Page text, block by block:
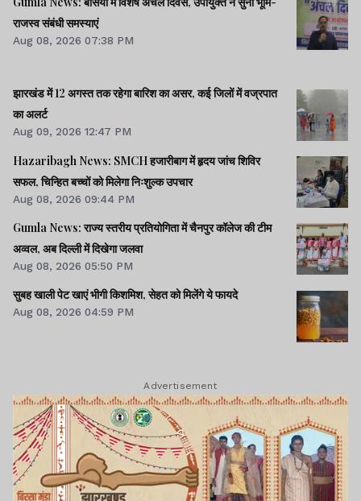
सीनेट से पास।। समेत कई खबरें व वीडियो.
राजस्व संबंधी समस्याएं
Aug 08, 2026 07:38 PM
झारखंड में 12 अगस्त तक रहेगा बारिश का असर, कई जिलों में वज्रपात
का अलर्ट
Aug 09, 2026 12:47 PM
Hazaribagh News: SMCH हजारीबाग में हृदय जांच शिविर
सफल, चिन्हित बच्चों को मिलेगा निःशुल्क उपचार
Aug 08, 2026 09:44 PM
Gumla News: राज्य स्तरीय प्रतियोगिता में चैनपुर कॉलेज की टीम
अव्वल, अब दिल्ली में दिखेगा जलवा
Aug 08, 2026 05:50 PM
सुबह खाली पेट खाएं भीगी किशमिश, सेहत को मिलेंगे ये फायदे
Aug 08, 2026 04:59 PM
Advertisement